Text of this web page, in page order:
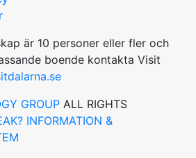
är 10 personer eller fler och
boende kontakta Visit
GROUP ALL RIGHTS
INFORMATION &